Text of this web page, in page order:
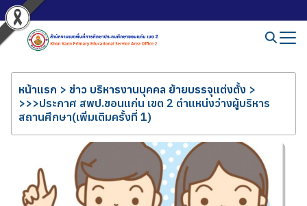
หน้าแรก > ข่าว บริหารงานบุคคล ย้ายบรรจุแต่งตั้ง >
>>>ประกาศ สพป.ขอนแก่น เขต 2 ตำแหน่งว่างผู้บริหาร
สถานศึกษา(เพิ่มเติมครั้งที่ 1)